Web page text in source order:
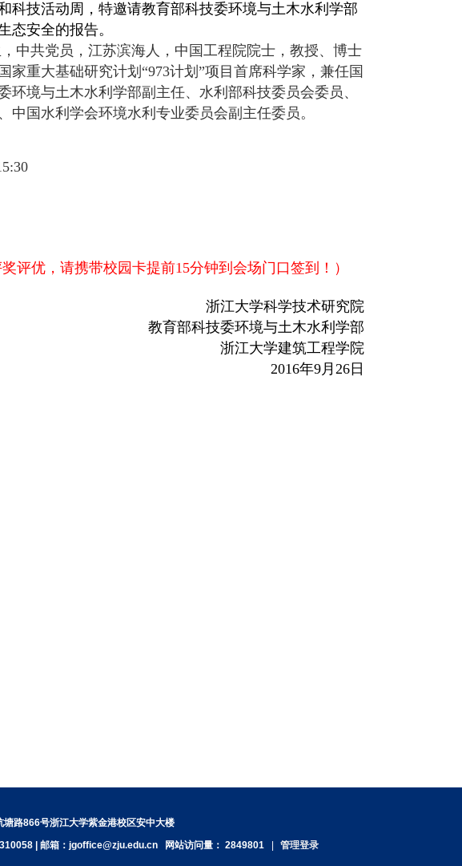
科技活动周，特邀请教育部科技委环境与土木水利学部
态安全的报告。
中共党员，江苏滨海人，中国工程院院士，教授、博士
重大基础研究计划“973计划”项目首席科学家，兼任国
境与土木水利学部副主任、水利部科技委员会委员、
国水利学会环境水利专业委员会副主任委员。
评优，请携带校园卡提前15分钟到会场门口签到！）
浙江大学科学技术研究院
科技委环境与土木水利学部
学建筑工程学院
2016年9月26日
路866号浙江大学紫金港校区安中大楼
| 邮箱：jgoffice@zju.edu.cn 网站访问量： 2849801 管理登录